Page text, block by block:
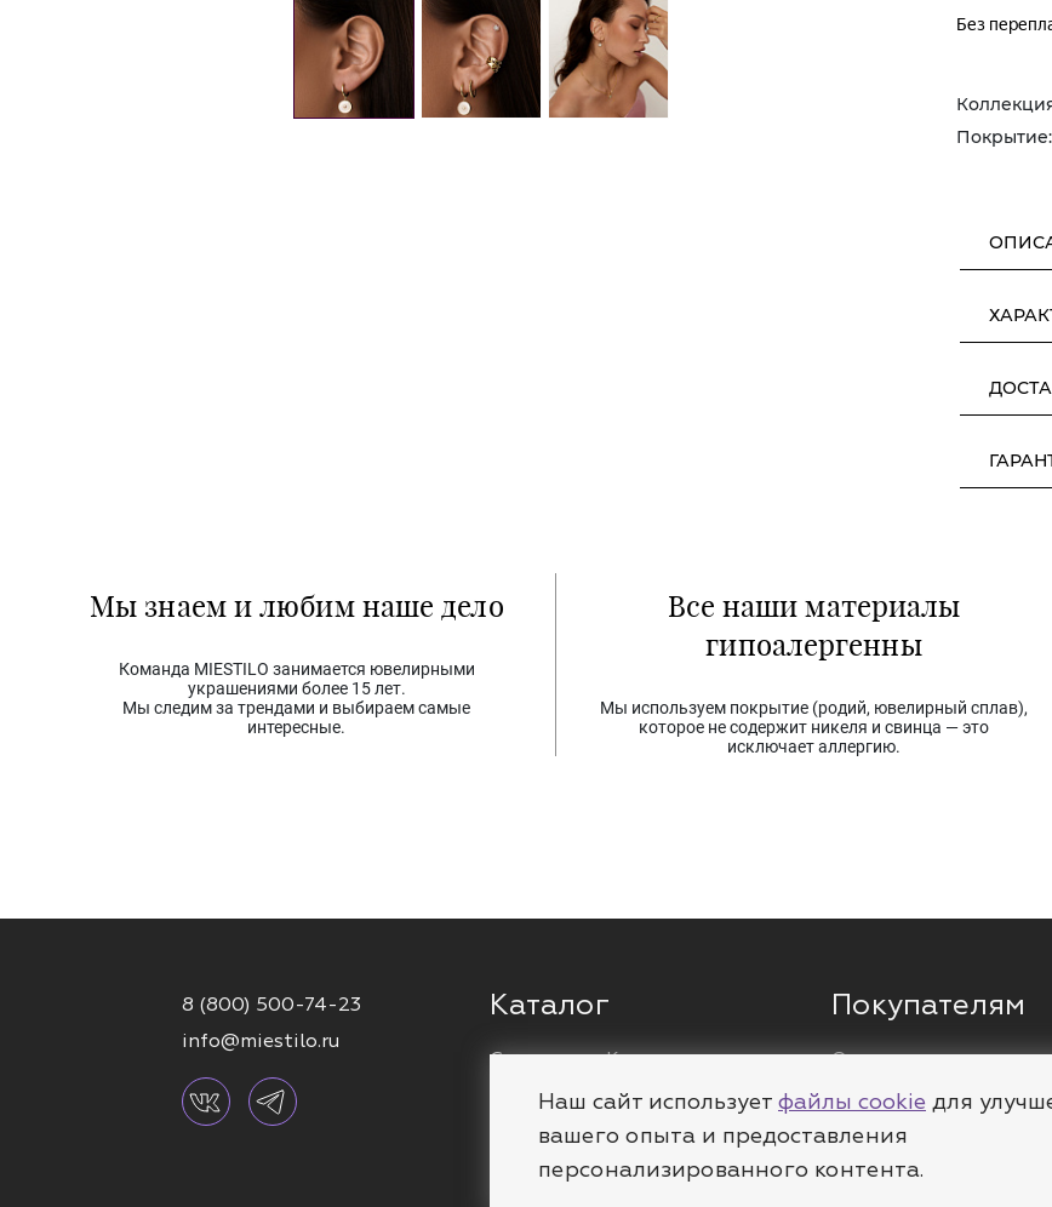
Покрытие:
Мы знаем и любим наше дело
Команда MIESTILO занимается ювелирными
украшениями более 15 лет.
Мы следим за трендами и выбираем самые
интересные.
Все наши материалы
гипоалергенны
Мы используем покрытие (родий, ювелирный сплав),
которое не содержит никеля и свинца — это
исключает аллергию.
8 (800) 500-74-23
info@miestilo.ru
Каталог
Серьги
Каффы
Браслеты
Колье
Кольца
Цепи
Пирсинг
Шармы
Покупателям
О компании
Доставка
Полезное
Наш сайт использует файлы cookie для
вашего опыта и предоставления
персонализированного контента.